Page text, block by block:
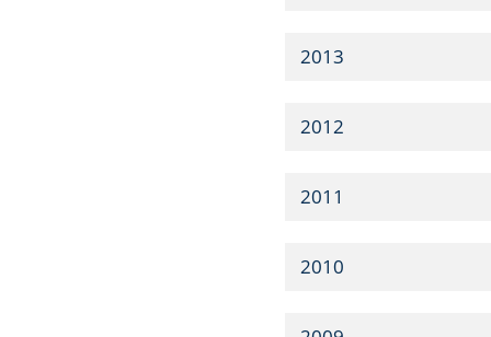
2013
2012
2011
2010